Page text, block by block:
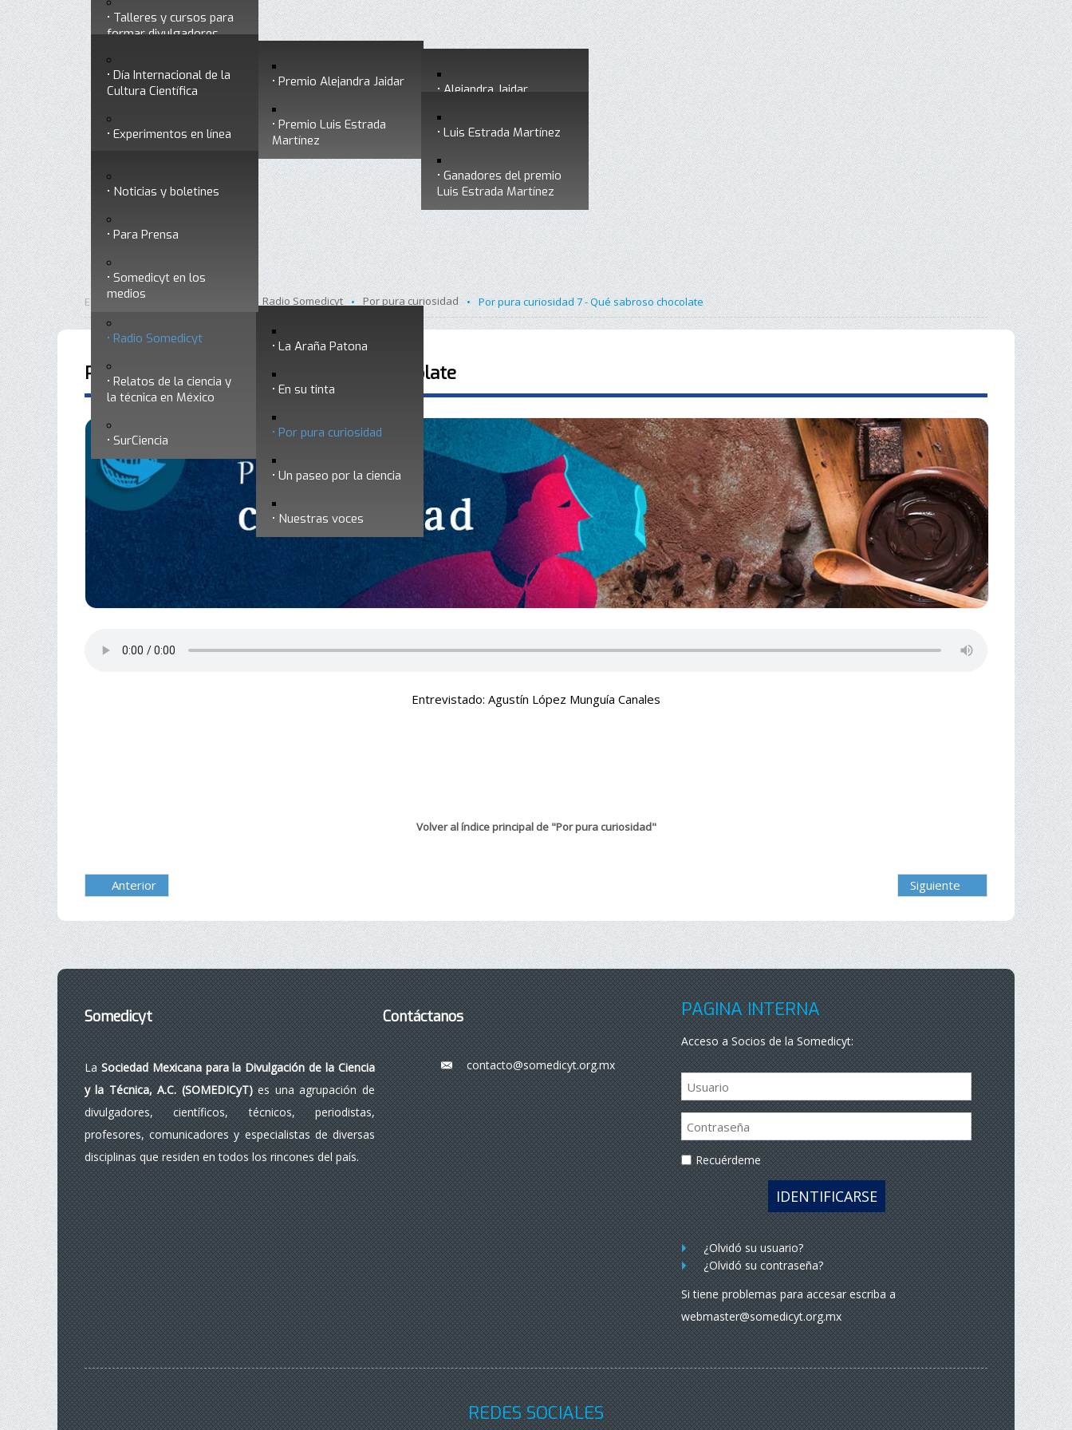
Historia
Premios a divulgadores Premio Alejandra Jaidar Alejandra Jaidar
Ganadores del premio
Premio Luis Estrada
Martínez
Luis Estrada Martínez
Ganadores del premio
Luis Estrada Martínez
Talleres y cursos para
formar divulgadores
Otros servicios
Divulgación
Día Internacional de la
Cultura Científica
Experimentos en línea
Ciencia y Tecnología
Nuestra ciencia
responde
Radio Somedicyt La Araña Patona
En su tinta
Por pura curiosidad
Un paseo por la ciencia
Nuestras voces
Relatos de la ciencia y
la técnica en México
SurCiencia
Noticias
Noticias y boletines
Para Prensa
Somedicyt en los
medios
Está aquí: Inicio Radio Somedicyt • Por pura curiosidad • Por pura curiosidad 7 - Qué sabroso chocolate
Por pura curiosidad 7 - Qué sabroso chocolate
Entrevistado: Agustín López Munguía Canales
Volver al índice principal de "Por pura curiosidad"
Anterior Siguiente
Somedicyt
LaSociedad Mexicana para la Divulgación de la Ciencia
y la Técnica, A.C. (SOMEDICyT)es una agrupación de
divulgadores, científicos, técnicos, periodistas,
profesores, comunicadores y especialistas de diversas
disciplinas que residen en todos los rincones del país.
Contáctanos
___contacto@somedicyt.org.mx
PÁGINA INTERNA
Acceso a Socios de la Somedicyt:
Recuérdeme
IDENTIFICARSE
¿Olvidó su usuario?
¿Olvidó su contraseña?
Si tiene problemas para accesar escriba a
webmaster@somedicyt.org.mx
REDES SOCIALES